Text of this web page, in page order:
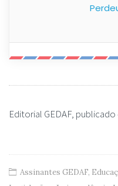
Editorial GEDAF, publicado
Assinantes GEDAF,